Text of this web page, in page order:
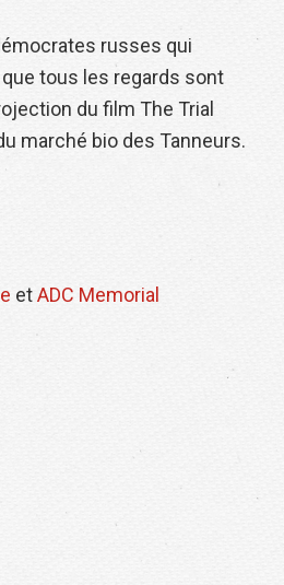
russes qui
tous les regards sont
du film The Trial
marché bio des Tanneurs.
etADC Memorial